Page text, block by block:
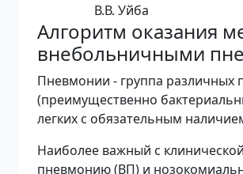
В.В. Уйба
Алгоритм оказания
внебольничными
Пневмонии - группа различных
(преимущественно
легких с обязательным
Наиболее важный с
пневмонию (ВП) и